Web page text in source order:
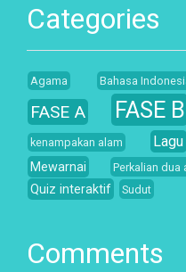
Categories
Agama Bahasa
FASE A
FASE B
kenampakan alam Lagu
Mewarnai Perkalian dua
Quiz interaktif Sudut
Comments